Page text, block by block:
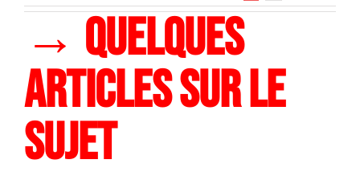
→ QUELQUES
ARTICLES SUR LE
SUJET